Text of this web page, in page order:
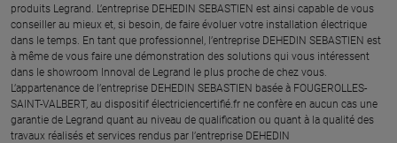
produits Legrand. L’entreprise DEHEDIN SEBASTIEN est ainsi capable de vous
conseiller au mieux et, si besoin, de faire évoluer votre installation électrique
dans le temps. En tant que professionnel, l’entreprise DEHEDIN SEBASTIEN est
à même de vous faire une démonstration des solutions qui vous intéressent
dans le showroom Innoval de Legrand le plus proche de chez vous.​
L’appartenance de l’entreprise DEHEDIN SEBASTIEN basée à FOUGEROLLES-
SAINT-VALBERT, au dispositif électriciencertifié.fr ne confère en aucun cas une
garantie de Legrand quant au niveau de qualification ou quant à la qualité des
travaux réalisés et services rendus par l’entreprise DEHEDIN